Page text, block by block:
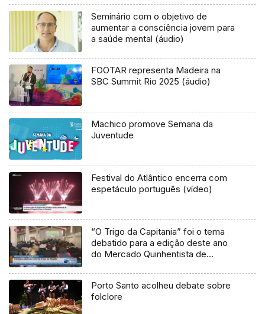
Seminário com o objetivo de
aumentar a consciência jovem para
a saúde mental (áudio)
FOOTAR representa Madeira na
SBC Summit Rio 2025 (áudio)
Machico promove Semana da
Juventude
Festival do Atlântico encerra com
espetáculo português (vídeo)
“O Trigo da Capitania” foi o tema
debatido para a edição deste ano
do Mercado Quinhentista de
Porto Santo acolheu debate sobre
folclore